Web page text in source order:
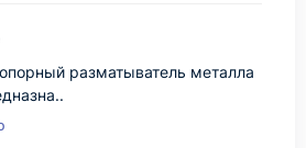
разматыватель металла